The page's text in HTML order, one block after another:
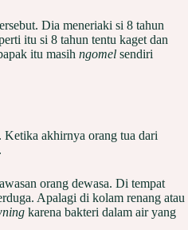
Dia meneriaki si 8 tahun
itu si 8 tahun tentu kaget dan
itu masih ngomel sendiri
Ketika akhirnya orang tua dari
orang dewasa. Di tempat
Apalagi di kolam renang atau
karena bakteri dalam air yang